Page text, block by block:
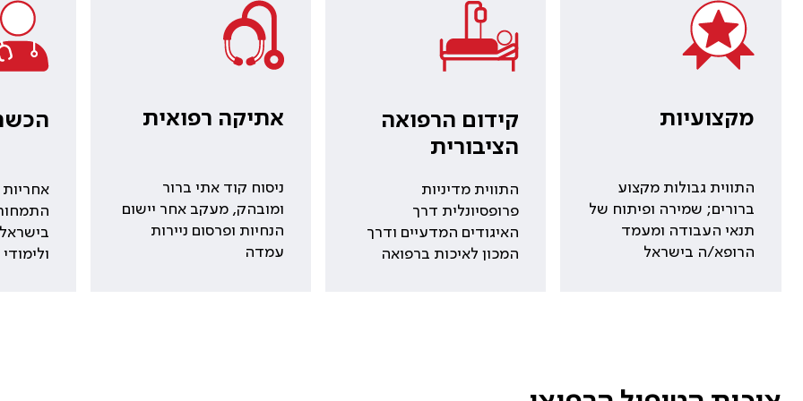
מקצועיות
התווית גבולות מקצוע
ברורים; שמירה ופיתוח של
תנאי העבודה ומעמד
הרופא/ה בישראל
קידום הרפואה
הציבורית
התווית מדיניות
פרופסיונלית דרך
האיגודים המדעיים ודרך
המכון לאיכות ברפואה
אתיקה רפואית
ניסוח קוד אתי ברור
ומובהק, מעקב אחר יישום
הנחיות ופרסום ניירות
עמדה